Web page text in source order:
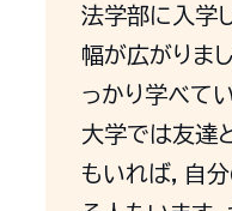
法学部に入学
幅が広がりま
っかり学べて
大学では友達
もいれば，自